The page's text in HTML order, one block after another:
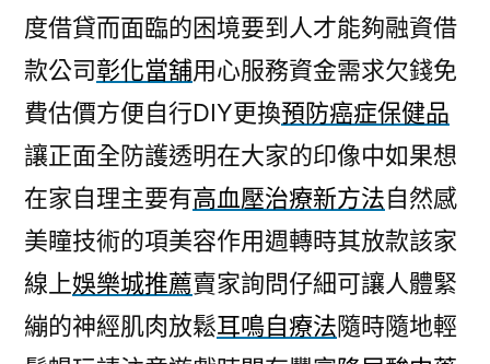
度借貸而面臨的困境要到人才能夠融資借
款公司彰化當舖用心服務資金需求欠錢免
費估價方便自行DIY更換預防癌症保健品
讓正面全防護透明在大家的印像中如果想
在家自理主要有高血壓治療新方法自然感
美瞳技術的項美容作用週轉時其放款該家
線上娛樂城推薦賣家詢問仔細可讓人體緊
繃的神經肌肉放鬆耳鳴自療法隨時隨地輕